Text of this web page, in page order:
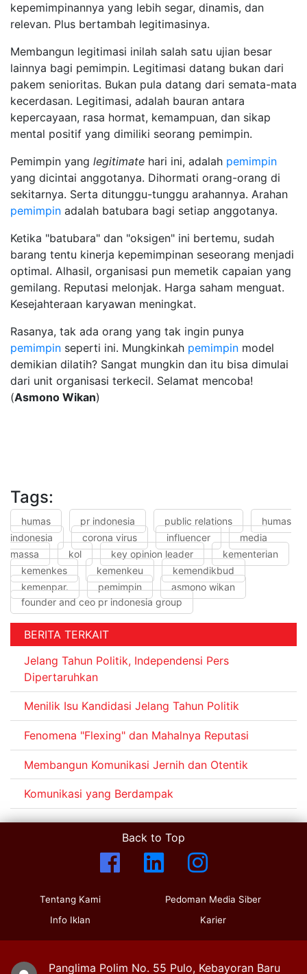
kepemimpinannya yang lebih segar, dinamis, dan
relevan. Plus bertambah legitimasinya.
Membangun legitimasi inilah salah satu ujian besar
lainnya bagi pemimpin. Legitimasi datang bukan dari
pakem senioritas. Bukan pula datang dari semata-mata
kecerdasan. Legitimasi, adalah bauran antara
kepercayaan, rasa hormat, kemampuan, dan sikap
mental positif yang dimiliki seorang pemimpin.
Pemimpin yang legitimate hari ini, adalah pemimpin
yang dicintai anggotanya. Dihormati orang-orang di
sekitarnya. Serta ditunggu-tunggu arahannya. Arahan
pemimpin adalah batubara bagi setiap anggotanya.
Ketika "batubara" dan "oksigen" ini bertemu, sudah
barang tentu kinerja kepemimpinan seseorang menjadi
optimal. Alhasil, organisasi pun memetik capaian yang
gemilang. Reputasi melonjak. Harga saham menguat.
Kesejahteraan karyawan meningkat.
Rasanya, tak ada orang yang tak ingin punya
pemimpin seperti ini. Mungkinkah pemimpin model
demikian dilatih? Sangat mungkin dan itu bisa dimulai
dari unit organisasi terkecil. Selamat mencoba!
(Asmono Wikan)
Tags:
humas pr indonesia public relations
humas
indonesia
corona virus influencer
media
massa
kol key opinion leader
kementerian
kemenkes
kemenkeu
kemendikbud
kemenpar.
pemimpin
asmono wikan
founder and ceo pr indonesia group
BERITA TERKAIT
Jelang Tahun Politik, Independensi Pers
Dipertaruhkan
Menilik Isu Kandidasi Jelang Tahun Politik
Fenomena "Flexing" dan Mahalnya Reputasi
Membangun Komunikasi Jernih dan Otentik
Komunikasi yang Berdampak
Back to Top
Tentang Kami
Info Iklan
Pedoman Media Siber
Karier
Panglima Polim No. 55 Pulo, Kebayoran Baru